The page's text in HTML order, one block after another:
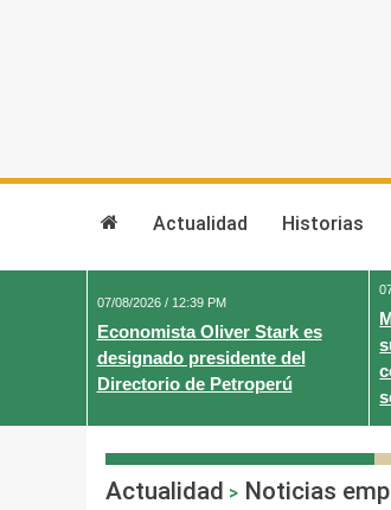
Actualidad Historias
07/08/2026 / 12:39 PM
Economista Oliver Stark es
designado presidente del
Directorio de Petroperú
Actualidad > Noticias